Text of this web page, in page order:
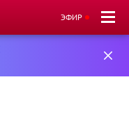
ЭФИР